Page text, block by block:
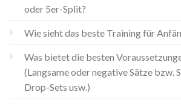
oder 5er-Split?
Wie sieht das beste Training für
Was bietet die besten
(Langsame oder negative Sätze bzw.
Drop-Sets usw.)